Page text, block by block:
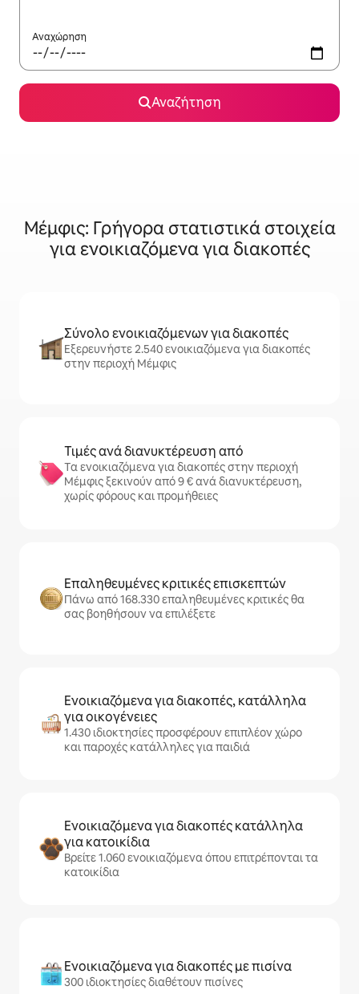
Αναχώρηση
Αναζήτηση
Μέμφις: Γρήγορα στατιστικά στοιχεία
για ενοικιαζόμενα για διακοπές
Σύνολο ενοικιαζόμενων για διακοπές
Εξερευνήστε 2.540 ενοικιαζόμενα για διακοπές
στην περιοχή Μέμφις
Τιμές ανά διανυκτέρευση από
Τα ενοικιαζόμενα για διακοπές στην περιοχή
Μέμφις ξεκινούν από 9 € ανά διανυκτέρευση,
χωρίς φόρους και προμήθειες
Επαληθευμένες κριτικές επισκεπτών
Πάνω από 168.330 επαληθευμένες κριτικές θα
σας βοηθήσουν να επιλέξετε
Ενοικιαζόμενα για διακοπές, κατάλληλα
για οικογένειες
1.430 ιδιοκτησίες προσφέρουν επιπλέον χώρο
και παροχές κατάλληλες για παιδιά
Ενοικιαζόμενα για διακοπές κατάλληλα
για κατοικίδια
Βρείτε 1.060 ενοικιαζόμενα όπου επιτρέπονται τα
κατοικίδια
Ενοικιαζόμενα για διακοπές με πισίνα
300 ιδιοκτησίες διαθέτουν πισίνες